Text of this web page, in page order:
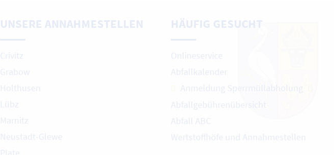
UNSERE ANNAHMESTELLEN
Crivitz
Grabow
Holthusen
Lübz
Marnitz
Neustadt-Glewe
Plate
HÄUFIG GESUCHT
Onlineservice
Abfallkalender
Anmeldung Sperrmüllabholung
Abfallgebührenübersicht
Abfall ABC
Wertstoffhöfe und Annahmestellen